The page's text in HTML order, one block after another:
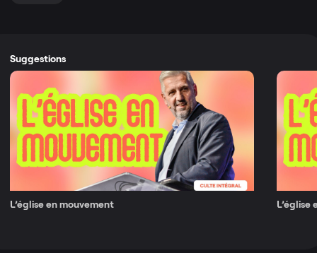
Suggestions
L’église en mouvement L’église